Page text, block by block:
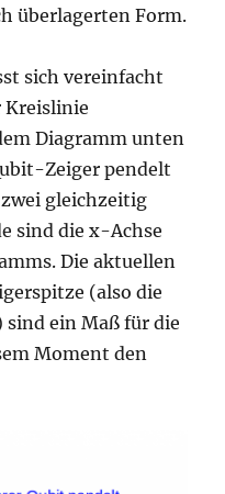
überlagerten Form.
sich vereinfacht
Kreislinie
Diagramm unten
Zeiger pendelt
gleichzeitig
sind die x-Achse
Die aktuellen
(also die
sind ein Maß für die
Moment den